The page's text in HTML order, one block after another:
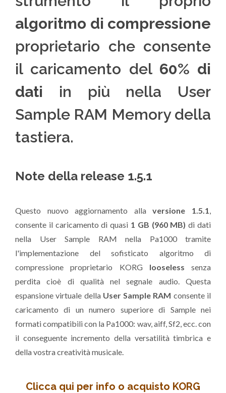
algoritmo di compressione
proprietario che consente
il caricamento del 60% di
dati in più nella User
Sample RAM Memory della
tastiera.
Note della release 1.5.1
Questo nuovo aggiornamento allaversione 1.5.1
consente il caricamento di quasi 1 GB (960 MB) di dati
nella User Sample RAM nella Pa1000 tramite
l'implementazione del sofisticato algoritmo di
compressione proprietario KORG looseless senza
perdita cioè di qualità nel segnale audio. Questa
espansione virtuale della User Sample RAM consente il
caricamento di un numero superiore di Sample nei
formati compatibili con la Pa1000: wav, aiff, Sf2, ecc. con
il conseguente incremento della versatilità timbrica e
della vostra creatività musicale.
Clicca qui per info o acquisto KORG